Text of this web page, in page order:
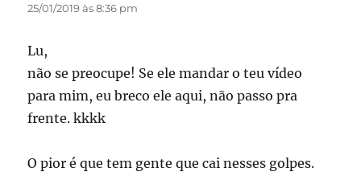
25/01/2019 às 8:36 pm
Lu,
não se preocupe! Se ele mandar o teu vídeo
para mim, eu breco ele aqui, não passo pra
frente. kkkk
O pior é que tem gente que cai nesses golpes.